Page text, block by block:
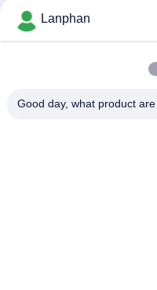
Lab เครื่องระเหยแบบหมุน สู
CBD Distillar
rotovap 2l mini alcohol
Lanphan
Good day, what product